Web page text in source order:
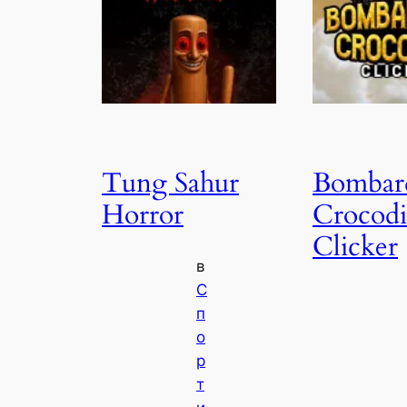
Tung Sahur
Horror
в
С
п
о
р
т
Clicker